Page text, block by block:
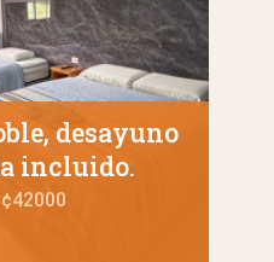
desayuno
incluido.